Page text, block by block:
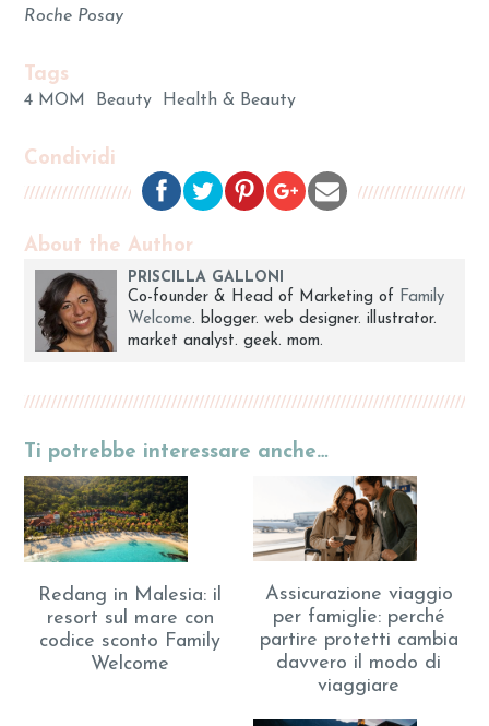
Roche Posay
Tags
4 MOM Beauty Health & Beauty
Condividi
About the Author
PRISCILLA GALLONI
Co-founder & Head of Marketing of Family
Welcome. blogger. web designer. illustrator.
market analyst. geek. mom.
Ti potrebbe interessare anche…
Redang in Malesia: il
resort sul mare con
codice sconto Family
Welcome
Assicurazione viaggio
per famiglie: perché
partire protetti cambia
davvero il modo di
viaggiare